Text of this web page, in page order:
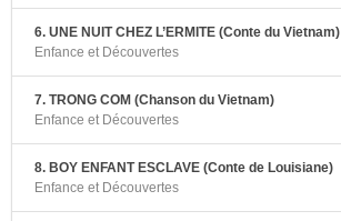
6. UNE NUIT CHEZ L’ERMITE (Conte du Vietnam)
Enfance et Découvertes
7. TRONG COM (Chanson du Vietnam)
Enfance et Découvertes
8. BOY ENFANT ESCLAVE (Conte de Louisiane)
Enfance et Découvertes